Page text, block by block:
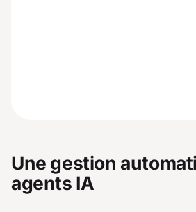
Une gestion
agents IA